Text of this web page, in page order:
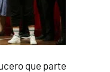
que parte